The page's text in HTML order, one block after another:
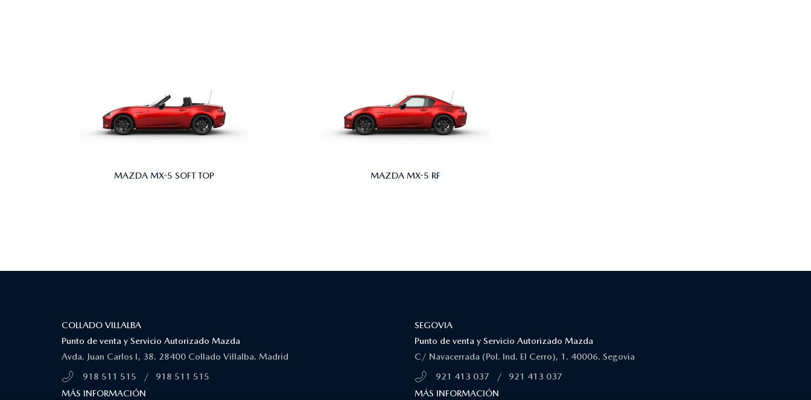
MAZDA MX-5 SOFT TOP MAZDA MX-5 RF
COLLADO VILLALBA
Punto de venta y Servicio Autorizado Mazda
Avda. Juan Carlos I, 38. 28400 Collado Villalba. Madrid
918 511 515
/
918 511 515
MÁS INFORMACIÓN
SEGOVIA
Punto de venta y Servicio Autorizado Mazda
C/ Navacerrada (Pol. Ind. El Cerro), 1. 40006. Segovia
921 413 037
/
921 413 037
MÁS INFORMACIÓN